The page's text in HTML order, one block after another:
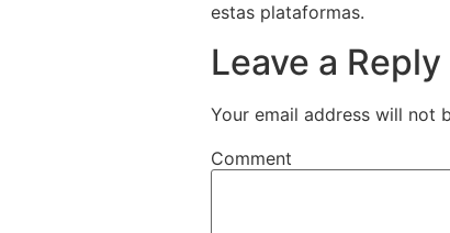
estas plataformas.
Leave a Reply
Your email address will not
Comment